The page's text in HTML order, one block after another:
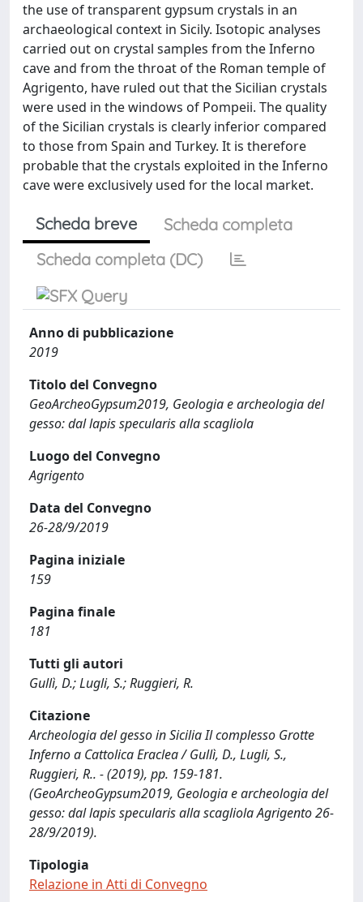
the use of transparent gypsum crystals in an
archaeological context in Sicily. Isotopic analyses
carried out on crystal samples from the Inferno
cave and from the throat of the Roman temple of
Agrigento, have ruled out that the Sicilian crystals
were used in the windows of Pompeii. The quality
of the Sicilian crystals is clearly inferior compared
to those from Spain and Turkey. It is therefore
probable that the crystals exploited in the Inferno
cave were exclusively used for the local market.
Scheda breve
Scheda completa
Scheda completa (DC)
Anno di pubblicazione
2019
Titolo del Convegno
GeoArcheoGypsum2019, Geologia e archeologia del
gesso: dal lapis specularis alla scagliola
Luogo del Convegno
Agrigento
Data del Convegno
26-28/9/2019
Pagina iniziale
159
Pagina finale
181
Tutti gli autori
Gullì, D.; Lugli, S.; Ruggieri, R.
Citazione
Archeologia del gesso in Sicilia Il complesso Grotte
Inferno a Cattolica Eraclea / Gullì, D., Lugli, S.,
Ruggieri, R.. - (2019), pp. 159-181.
(GeoArcheoGypsum2019, Geologia e archeologia del
gesso: dal lapis specularis alla scagliola Agrigento 26-
28/9/2019).
Tipologia
Relazione in Atti di Convegno